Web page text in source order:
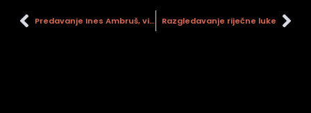
Predavanje Ines Ambruš, više stručne savjetnice – konzervatorice Razgledavanje riječne luke